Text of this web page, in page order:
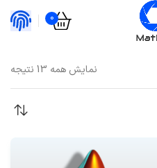
0
نمایش همه 13 نتیجه